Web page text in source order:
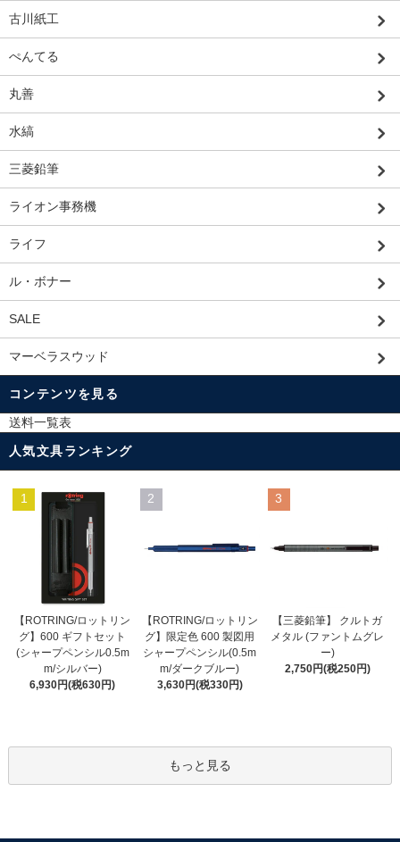
古川紙工
ぺんてる
丸善
水縞
三菱鉛筆
ライオン事務機
ライフ
ル・ボナー
SALE
マーベラスウッド
コンテンツを見る
送料一覧表
人気文具ランキング
1
【ROTRING/ロットリン
グ】600 ギフトセット
(シャープペンシル0.5m
m/シルバー)
6,930円(税630円)
2
【ROTRING/ロットリン
グ】限定色 600 製図用
シャープペンシル(0.5m
m/ダークブルー)
3,630円(税330円)
3
【三菱鉛筆】 クルトガ
メタル (ファントムグレ
ー)
2,750円(税250円)
もっと見る